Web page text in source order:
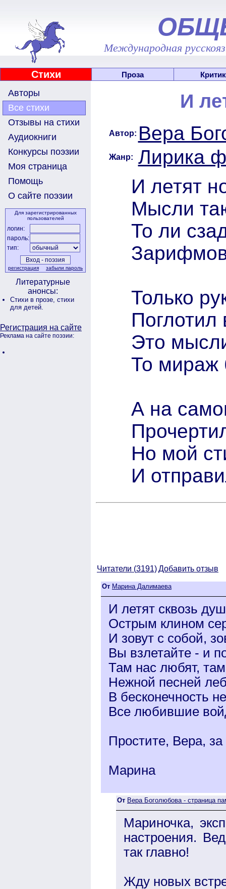
Международная
Стихи Проза
Авторы
Все стихи
Отзывы на стихи
Аудиокниги
Конкурсы поэзии
Моя страница
Помощь
О сайте поэзии
Для зарегистрированных
пользователей
логин:
пароль:
тип:
регистрация забыли пароль
Литературные
анонсы:
Стихи в прозе, стихи
для детей.
Регистрация на сайте
Реклама на сайте поэзии:
И
Автор: Вера
Жанр:
Лирика
И летят
Мысли
То ли
Только
Поглотил
Это
То мираж
А на
Но мой
И
Читатели (3191)Добавить отзыв
От Марина Далимаева
И летят сквозь
Острым клином
И зовут с собой,
Вы взлетайте - и
Там нас любят,
Нежной песней
В бесконечность
Все любившие
Простите, Вера, за
Марина
От Вера Боголюбова - страница
Мариночка,
настроения.
так главно!
Жду новых